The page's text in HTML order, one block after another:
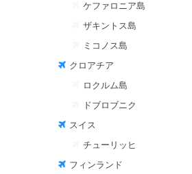
ケファロニア島
ザキントス島
ミコノス島
クロアチア
ロクルム島
ドブロブニク
スイス
チューリッヒ
フィンランド